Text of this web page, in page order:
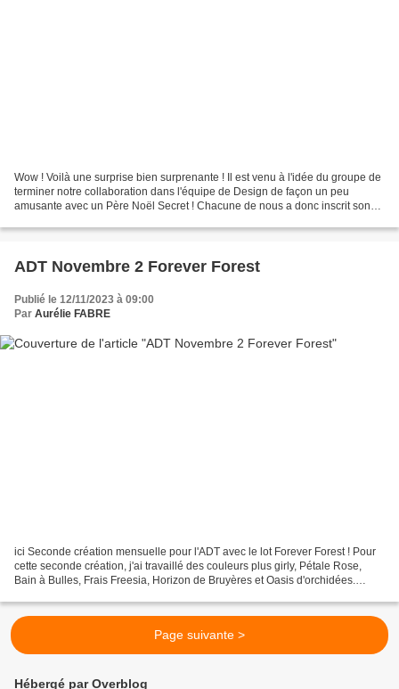
Wow ! Voilà une surprise bien surprenante ! Il est venu à l'idée du groupe de
terminer notre collaboration dans l'équipe de Design de façon un peu
amusante avec un Père Noël Secret ! Chacune de nous a donc inscrit son
ADT Novembre 2 Forever Forest
Publié le 12/11/2023 à 09:00
Par Aurélie FABRE
ici Seconde création mensuelle pour l'ADT avec le lot Forever Forest ! Pour
cette seconde création, j'ai travaillé des couleurs plus girly, Pétale Rose,
Bain à Bulles, Frais Freesia, Horizon de Bruyères et Oasis d'orchidées.
Page suivante >
Hébergé par Overblog